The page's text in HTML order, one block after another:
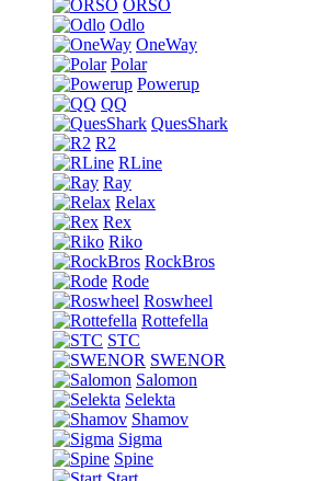
ORSO
Odlo
OneWay
Polar
Powerup
QQ
QuesShark
R2
RLine
Ray
Relax
Rex
Riko
RockBros
Rode
Roswheel
Rottefella
STC
SWENOR
Salomon
Selekta
Shamov
Sigma
Spine